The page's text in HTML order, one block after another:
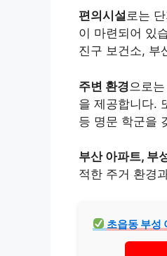
편의시설로는
이 마련되어 있
진구 보건소, 부
주변 환경 으로
을 제공합니다.
등 명문 학군을
부산 아파트, 부
적한 주거 환경
초읍동 부성